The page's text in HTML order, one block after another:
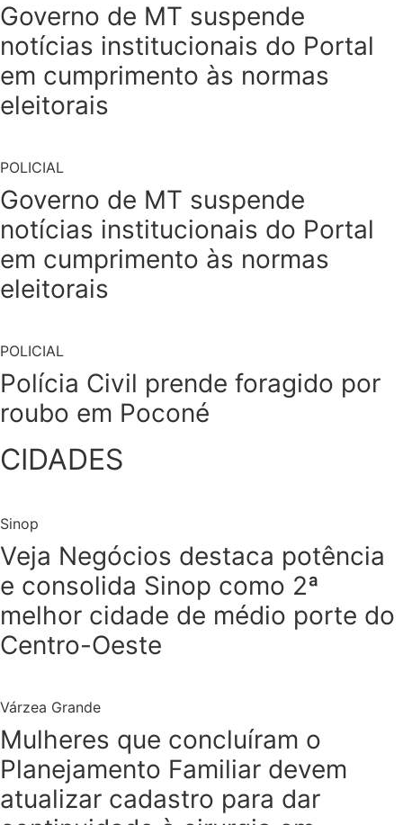
Governo de MT suspende
notícias institucionais do Portal
em cumprimento às normas
eleitorais
POLICIAL
Governo de MT suspende
notícias institucionais do Portal
em cumprimento às normas
eleitorais
POLICIAL
Polícia Civil prende foragido por
roubo em Poconé
CIDADES
Sinop
Veja Negócios destaca potência
e consolida Sinop como 2ª
melhor cidade de médio porte do
Centro-Oeste
Várzea Grande
Mulheres que concluíram o
Planejamento Familiar devem
atualizar cadastro para dar